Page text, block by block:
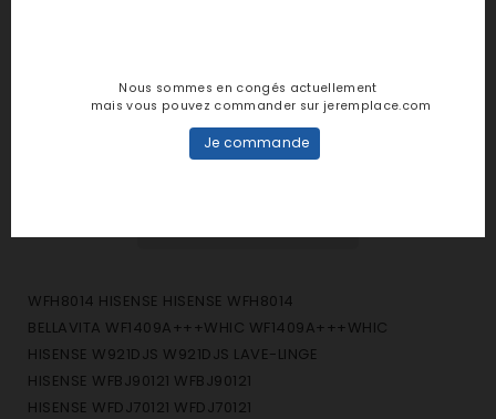
DESCRIPTION
WFH8014 HISENSE HISENSE WFH8014
BELLAVITA WF1409A+++WHIC WF1409A+++WHIC
HISENSE W921DJS W921DJS LAVE-LINGE
HISENSE WFBJ90121 WFBJ90121
HISENSE WFDJ70121 WFDJ70121
Nous sommes en congés actuellement
mais vous pouvez commander sur jeremplace.com
Je commande